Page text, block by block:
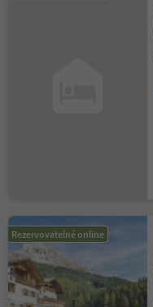
Rezervovatelné online